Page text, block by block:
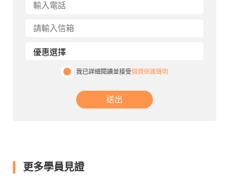
我已詳細閱讀並接受個資保護聲明
送出
更多學員見證